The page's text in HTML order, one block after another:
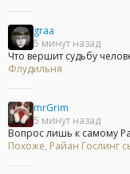
graa
5 минут назад
Что вершит судьбу
Флудильня
mrGrim
5 минут назад
Вопрос лишь к самому
Похоже, Райан Гослинг